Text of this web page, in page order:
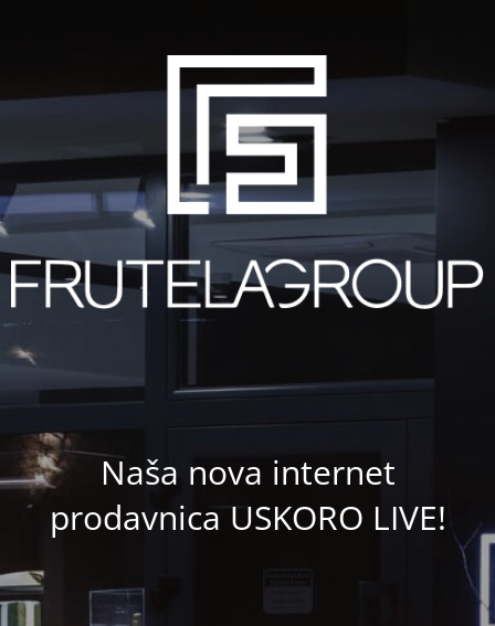
Naša nova internet
prodavnica USKORO LIVE!